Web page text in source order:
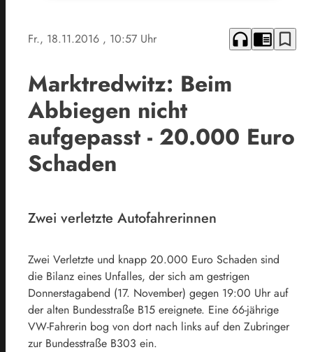
Fr., 18.11.2016 , 10:57 Uhr headphones chrome_reader_mode bookmark_border
Marktredwitz: Beim
Abbiegen nicht
aufgepasst - 20.000 Euro
Schaden
Zwei verletzte Autofahrerinnen
Zwei Verletzte und knapp 20.000 Euro Schaden sind
die Bilanz eines Unfalles, der sich am gestrigen
Donnerstagabend (17. November) gegen 19:00 Uhr auf
der alten Bundesstraße B15 ereignete. Eine 66-jährige
VW-Fahrerin bog von dort nach links auf den Zubringer
zur Bundesstraße B303 ein.